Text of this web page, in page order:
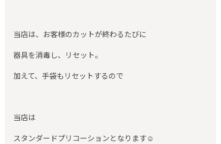
当店は、お客様のカットが終わるたびに
器具を消毒し、リセット。
加えて、手袋もリセットするので
当店は
スタンダードプリコーションとなります☺️